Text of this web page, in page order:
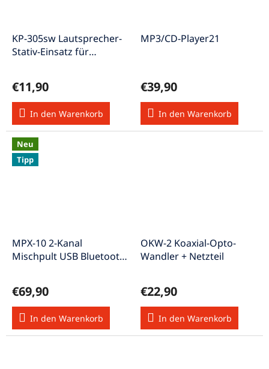
KP-305sw Lautsprecher-
Stativ-Einsatz für
€11,90
In den Warenkorb
MP3/CD-Player21
€39,90
In den Warenkorb
Neu
Tipp
MPX-10 2-Kanal
Mischpult USB Bluetooth
€69,90
In den Warenkorb
OKW-2 Koaxial-Opto-
Wandler + Netzteil
€22,90
In den Warenkorb